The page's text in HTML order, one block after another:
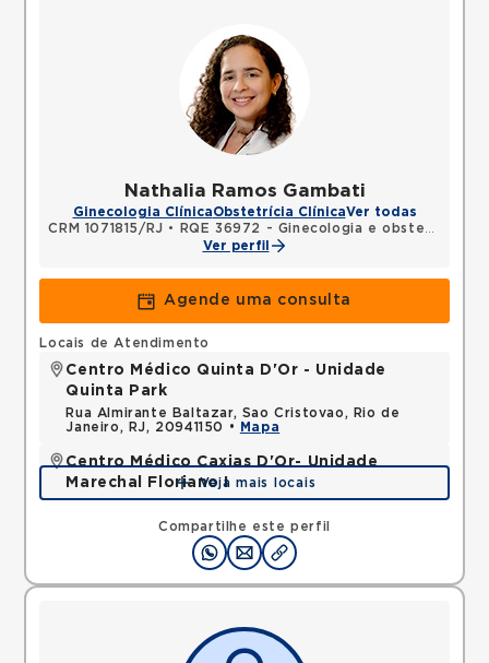
Nathalia Ramos Gambati
Ginecologia ClínicaObstetrícia ClínicaVer todas
CRM 1071815/RJ •
RQE 36972 - Ginecologia e obstetrícia
Ver perfil
Agende uma consulta
Compartilhe este perfil
Locais de Atendimento
Centro Médico Quinta D'Or - Unidade
Quinta Park
Rua Almirante Baltazar, Sao Cristovao, Rio de
Janeiro, RJ, 20941150 •
Mapa
Centro Médico Caxias D'Or- Unidade
Marechal Floriano I
Avenida Perimetral Marechal Floriano, Jardim Vinte
e Cinco de Agosto, Duque de Caxias, RJ,
25075025 •Mapa
Veja mais locais